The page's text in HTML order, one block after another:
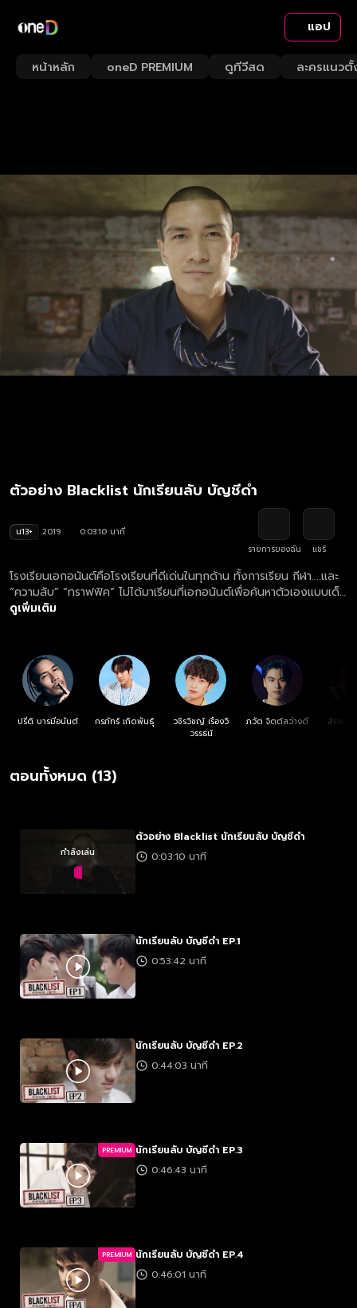
แอป
หน้าหลัก oneD PREMIUM ดูทีวีสด ละครแนวตั้
ตัวอย่าง Blacklist นักเรียนลับ บัญชีดำ
น13+ 2019
0:03:10 นาที
รายการของฉัน
แชร์
โรงเรียนเอกอนันต์คือโรงเรียนที่ดีเด่นในทุกด้าน ทั้งการเรียน กีฬา....และ
“ความลับ” “ทราฟฟิค” ไม่ได้มาเรียนที่เอกอนันต์เพื่อค้นหาตัวเองแบบเด็ก
คนอื่น แต่เขามาเพื่อตามหา “ฟ้า” พี่สาวที่หายตัวไปเมื่อหลายเดือนก่อน
ดูเพิ่มเติม
ปรีติ บารมีอนันต์ กรภัทร์ เกิดพันธุ์
วชิรวิชญ์ เรืองวิ
วรรธน์
ภวัต จิตต์สว่างดี สัตบุต
ตอนทั้งหมด (13)
กำลังเล่น
ตัวอย่าง Blacklist นักเรียนลับ บัญชีดำ
0:03:10 นาที
นักเรียนลับ บัญชีดำ EP.1
0:53:42 นาที
นักเรียนลับ บัญชีดำ EP.2
0:44:03 นาที
PREMIUM นักเรียนลับ บัญชีดำ EP.3
0:46:43 นาที
PREMIUM นักเรียนลับ บัญชีดำ EP.4
0:46:01 นาที